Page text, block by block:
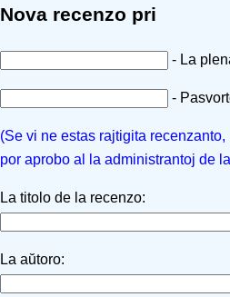
Nova recenzo pri
- La
-
(Se vi ne estas rajtigita
por aprobo al la administrantoj de
La titolo de la recenzo:
La aŭtoro: